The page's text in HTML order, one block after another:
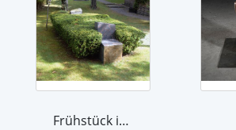
Frühstück im Freien